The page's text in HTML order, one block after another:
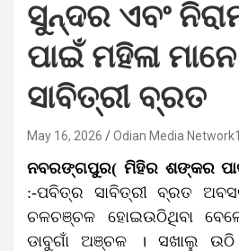
ସୁନ୍ଦର ଏବଂ
ପାଇଁ ମହିଳା
ସାବିତ୍ରୀ ବ୍ରତ
May 16, 2026 Odian Media Network1
ନବରଙ୍ଗପୁର( ମିହିର ଶଙ୍କର
:-ପବିତ୍ର ସାବିତ୍ରୀ ବ୍ରତ
ଚଳଚଞ୍ଚଳ ହୋଇଉଠିଥିବା
ଡାବୁଗାଁ ଅଞ୍ଚଳ । ସଖାଲୁ ଉଠି